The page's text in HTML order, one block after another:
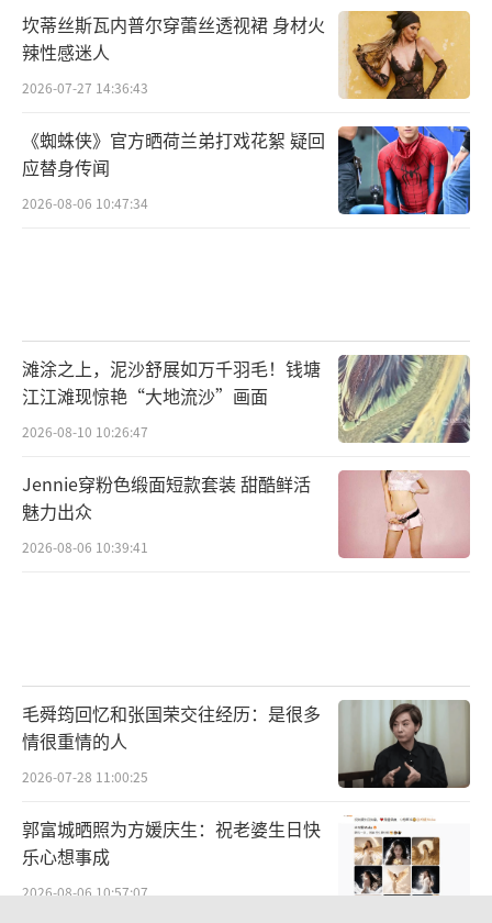
坎蒂丝斯瓦内普尔穿蕾丝透视裙 身材火
辣性感迷人
2026-07-27 14:36:43
《蜘蛛侠》官方晒荷兰弟打戏花絮 疑回
应替身传闻
2026-08-06 10:47:34
滩涂之上，泥沙舒展如万千羽毛！钱塘
江江滩现惊艳“大地流沙”画面
2026-08-10 10:26:47
Jennie穿粉色缎面短款套装 甜酷鲜活
魅力出众
2026-08-06 10:39:41
毛舜筠回忆和张国荣交往经历：是很多
情很重情的人
2026-07-28 11:00:25
郭富城晒照为方媛庆生：祝老婆生日快
乐心想事成
2026-08-06 10:57:07